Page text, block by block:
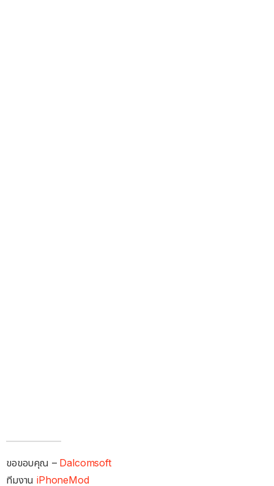
ขอขอบคุณ – Dalcomsoft
ทีมงานiPhoneMod